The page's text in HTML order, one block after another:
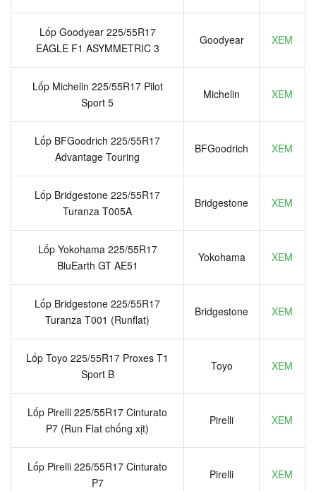
Lốp Goodyear 225/55R17
EAGLE F1 ASYMMETRIC 3
Goodyear XEM
Lốp Michelin 225/55R17 Pilot
Sport 5
Michelin XEM
Lốp BFGoodrich 225/55R17
Advantage Touring
BFGoodrich XEM
Lốp Bridgestone 225/55R17
Turanza T005A
Bridgestone XEM
Lốp Yokohama 225/55R17
BluEarth GT AE51
Yokohama XEM
Lốp Bridgestone 225/55R17
Turanza T001 (Runflat)
Bridgestone XEM
Lốp Toyo 225/55R17 Proxes T1
Sport B
Toyo XEM
Lốp Pirelli 225/55R17 Cinturato
P7 (Run Flat chống xịt)
Pirelli XEM
Lốp Pirelli 225/55R17 Cinturato
P7
Pirelli XEM